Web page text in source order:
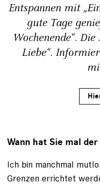
Entspannen mit
gute Tage
Wochenende“.
Liebe“.
Wann hat Sie mal
Ich bin manchmal
Grenzen errichtet